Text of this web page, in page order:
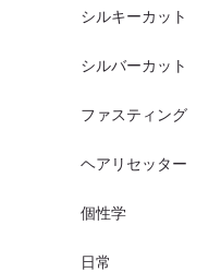
シルキーカット
シルバーカット
ファスティング
ヘアリセッター
個性学
日常